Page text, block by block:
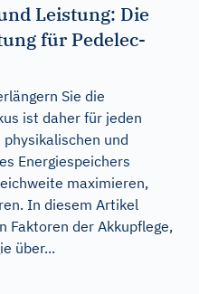
Leistung: Die
für Pedelec-
Sie die
ist daher für jeden
und
Energiespeichers
maximieren,
In diesem Artikel
Faktoren der Akkupflege,
über...